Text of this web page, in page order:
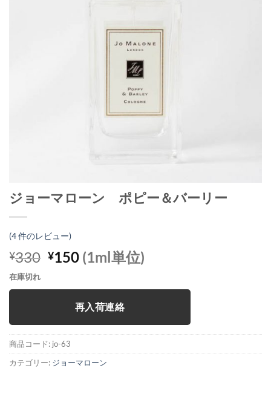
ジョーマローン ポピー＆バーリー
(4件のレビュー)
¥330 元
価
¥330
で
し
¥150現
在
の
価
格
は
で
(1ml単位)
在庫切れ
再入荷連絡
商品コード: jo-63
カテゴリー: ジョーマローン